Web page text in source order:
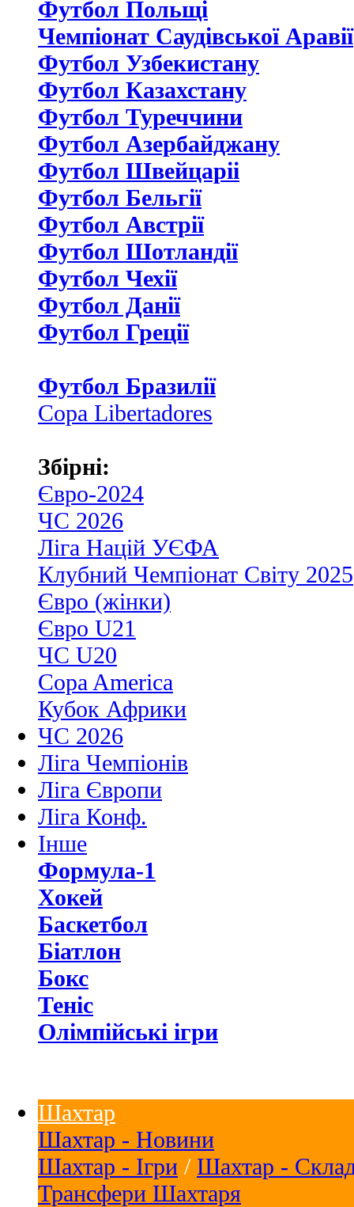
Футбол Польщі
Чемпіонат Саудівської Аравії
Футбол Узбекистану
Футбол Казахстану
Футбол Туреччини
Футбол Азербайджану
Футбол Швейцаріі
Футбол Бельгії
Футбол Австрії
Футбол Шотландії
Футбол Чехії
Футбол Данії
Футбол Греції
Футбол Бразилії
Copa Libertadores
Збірні:
Євро-2024
ЧС 2026
Ліга Націй УЄФА
Клубний Чемпіонат Світу 2025
Євро (жінки)
Євро U21
ЧС U20
Copa America
Кубок Африки
ЧС 2026
Ліга Чемпіонів
Ліга Європи
Ліга Конф.
Інше
Формула-1
Хокей
Баскетбол
Біатлон
Бокс
Теніс
Олімпійські ігри
Шахтар
Шахтар - Новини
Шахтар - Ігри / Шахтар -
Трансфери Шахтаря